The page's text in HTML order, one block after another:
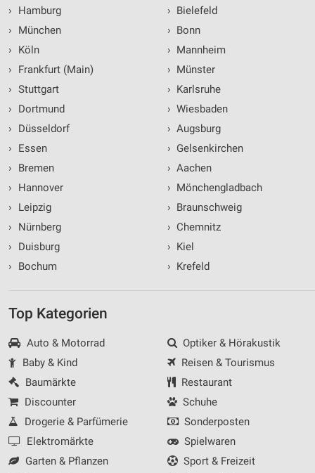
›
Hamburg
›
München
›
Köln
›
Frankfurt (Main)
› Stuttgart
›
Dortmund
›
Düsseldorf
›
Essen
›
Bremen
›
Hannover
›
Leipzig
›
Nürnberg
›
Duisburg
›
Bochum
› Bielefeld
› Bonn
› Mannheim
› Münster
› Karlsruhe
› Wiesbaden
› Augsburg
› Gelsenkirchen
› Aachen
› Mönchengladbach
› Braunschweig
› Chemnitz
› Kiel
› Krefeld
Top Kategorien
Auto & Motorrad
Baby & Kind
Baumärkte
Discounter
Drogerie & Parfümerie
Elektromärkte
Garten & Pflanzen
Optiker & Hörakustik
Reisen & Tourismus
Restaurant
Schuhe
Sonderposten
Spielwaren
Sport & Freizeit